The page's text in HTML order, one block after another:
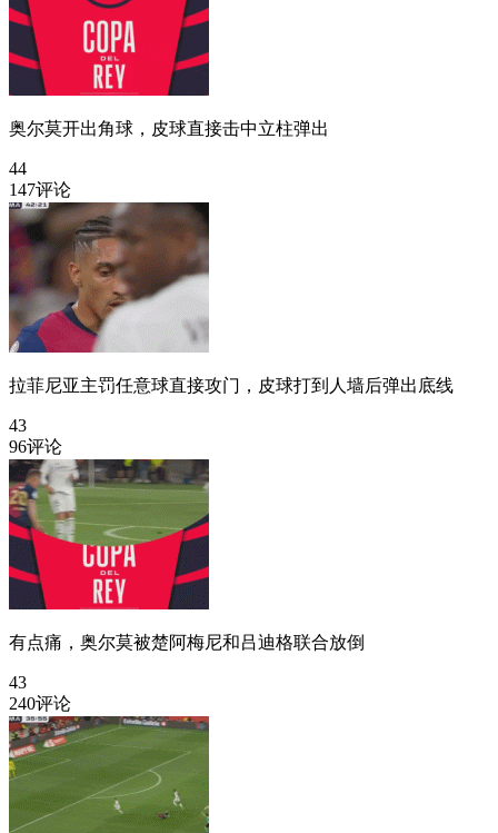
奥尔莫开出角球，皮球直接击中立柱弹出
44
147评论
拉菲尼亚主罚任意球直接攻门，皮球打到人墙后弹出底线
43
96评论
有点痛，奥尔莫被楚阿梅尼和吕迪格联合放倒
43
240评论